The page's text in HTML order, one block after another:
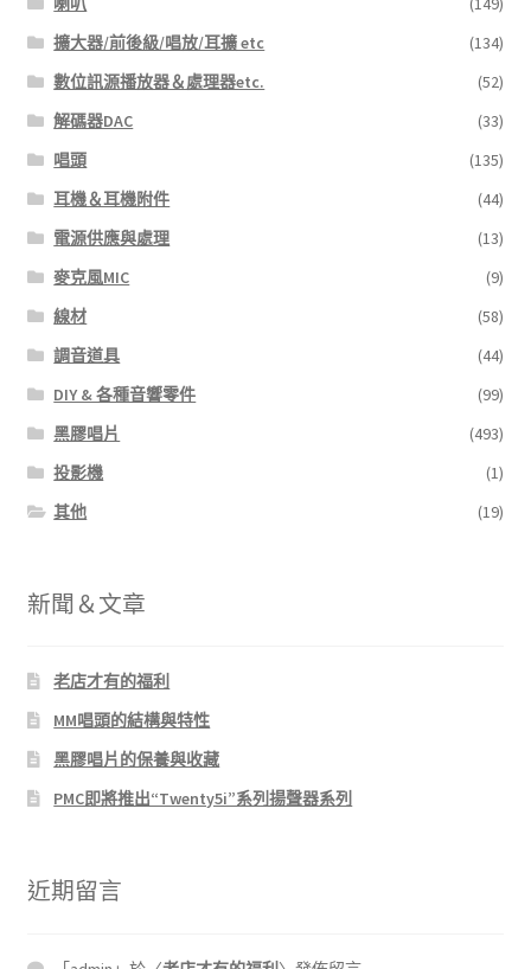
擴大器/前後級/唱放/耳擴 etc
(134)
數位訊源播放器＆處理器etc.
(52)
解碼器DAC
(33)
唱頭
(135)
耳機＆耳機附件
(44)
電源供應與處理
(13)
麥克風MIC
(9)
線材
(58)
調音道具
(44)
DIY & 各種音響零件
(99)
黑膠唱片
(493)
投影機
(1)
其他
(19)
新聞＆文章
老店才有的福利
MM唱頭的結構與特性
黑膠唱片的保養與收藏
PMC即將推出“Twenty5i”系列揚聲器系列
近期留言